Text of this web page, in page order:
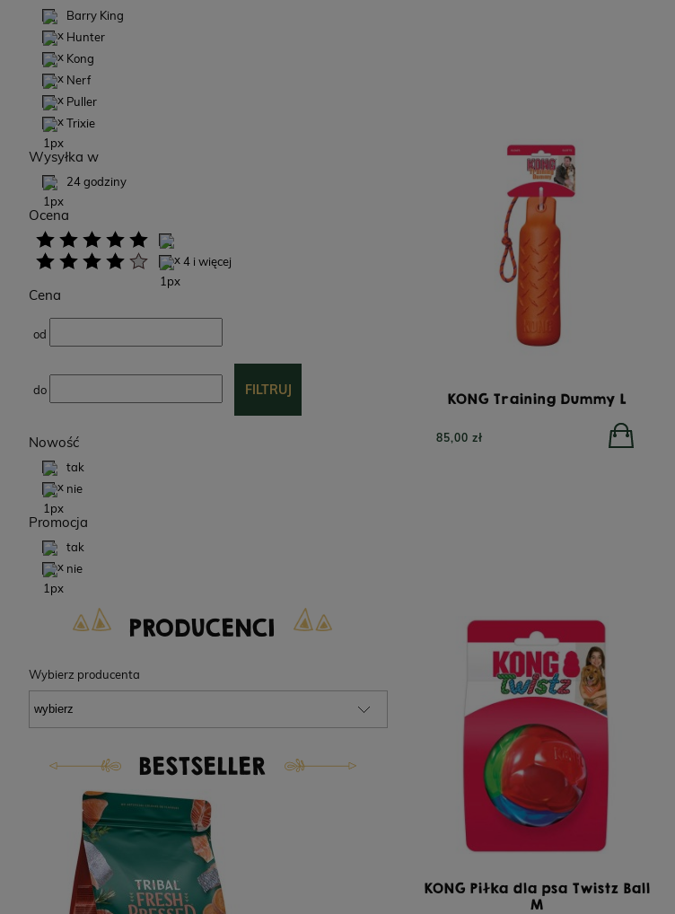
Barry King
Hunter
Kong
Nerf
Puller
Trixie
Wysyłka w
24 godziny
Ocena
4 i więcej
Cena
od
do FILTRUJ
Nowość
tak
nie
Promocja
tak
nie
PRODUCENCI
Wybierz producenta
BESTSELLER
KONG Training Dummy L
85,00 zł
KONG Piłka dla psa Twistz Ball
M